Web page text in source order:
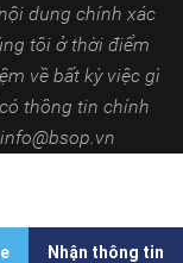
Nhận thông tin
dung chính xác
tôi ở thời điểm
về bất kỳ việc gì
thông tin chính
info@bsop.vn